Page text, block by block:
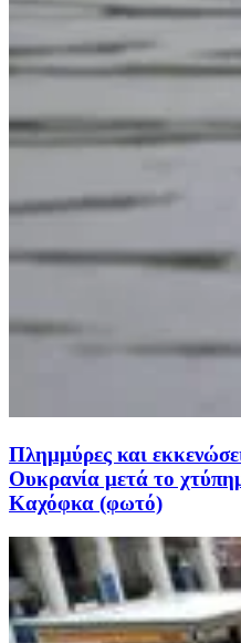
Πλημμύρες και
Ουκρανία μετά το
Καχόφκα (φωτό)